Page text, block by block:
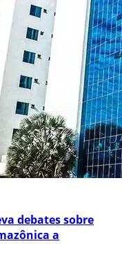
debates sobre
a